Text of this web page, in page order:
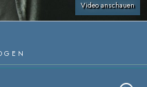
Video anschauen